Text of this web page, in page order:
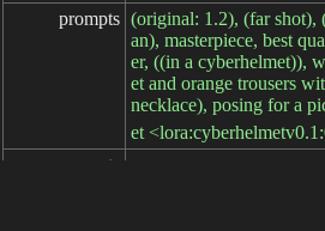
prompts (original: 1.2), (far shot),
an), masterpiece, best
er, ((in a cyberhelmet)),
et and orange trousers
necklace), posing for a
et
prompts